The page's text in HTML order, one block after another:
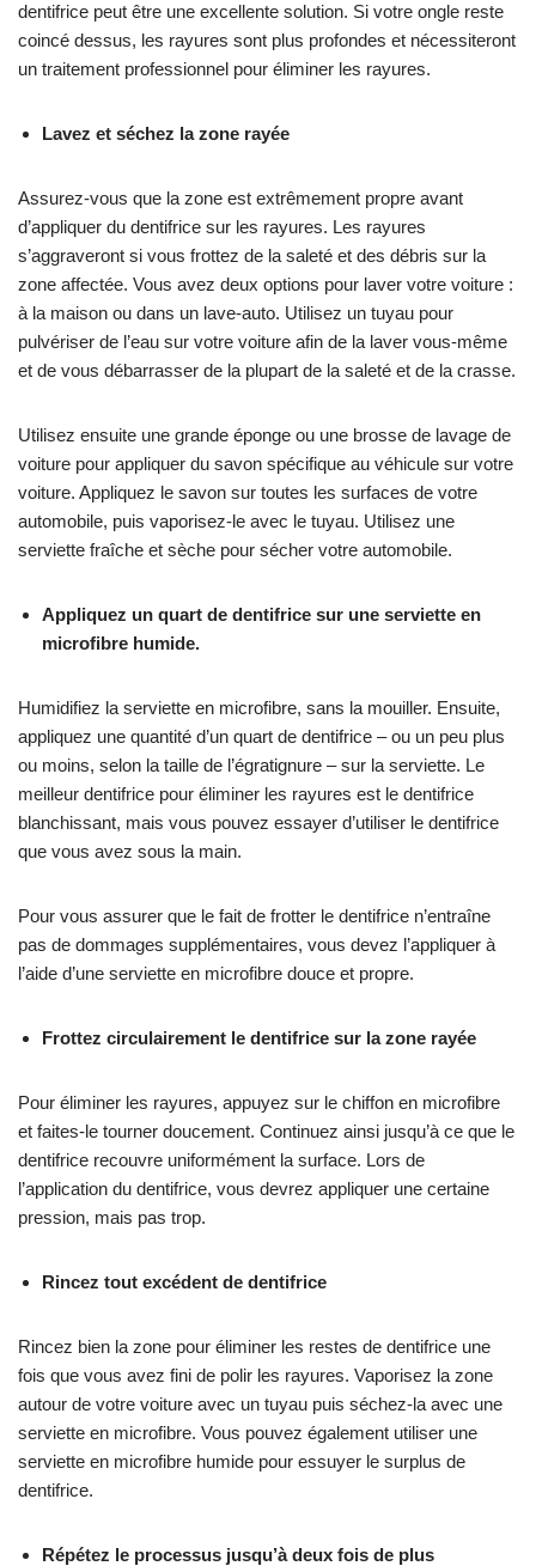
dentifrice peut être une excellente solution. Si votre ongle reste
coincé dessus, les rayures sont plus profondes et nécessiteront
un traitement professionnel pour éliminer les rayures.
Lavez et séchez la zone rayée
Assurez-vous que la zone est extrêmement propre avant
d’appliquer du dentifrice sur les rayures. Les rayures
s’aggraveront si vous frottez de la saleté et des débris sur la
zone affectée. Vous avez deux options pour laver votre voiture :
à la maison ou dans un lave-auto. Utilisez un tuyau pour
pulvériser de l’eau sur votre voiture afin de la laver vous-même
et de vous débarrasser de la plupart de la saleté et de la crasse.
Utilisez ensuite une grande éponge ou une brosse de lavage de
voiture pour appliquer du savon spécifique au véhicule sur votre
voiture. Appliquez le savon sur toutes les surfaces de votre
automobile, puis vaporisez-le avec le tuyau. Utilisez une
serviette fraîche et sèche pour sécher votre automobile.
Appliquez un quart de dentifrice sur une serviette en
microfibre humide.
Humidifiez la serviette en microfibre, sans la mouiller. Ensuite,
appliquez une quantité d’un quart de dentifrice – ou un peu plus
ou moins, selon la taille de l’égratignure – sur la serviette. Le
meilleur dentifrice pour éliminer les rayures est le dentifrice
blanchissant, mais vous pouvez essayer d’utiliser le dentifrice
que vous avez sous la main.
Pour vous assurer que le fait de frotter le dentifrice n’entraîne
pas de dommages supplémentaires, vous devez l’appliquer à
l’aide d’une serviette en microfibre douce et propre.
Frottez circulairement le dentifrice sur la zone rayée
Pour éliminer les rayures, appuyez sur le chiffon en microfibre
et faites-le tourner doucement. Continuez ainsi jusqu’à ce que le
dentifrice recouvre uniformément la surface. Lors de
l’application du dentifrice, vous devrez appliquer une certaine
pression, mais pas trop.
Rincez tout excédent de dentifrice
Rincez bien la zone pour éliminer les restes de dentifrice une
fois que vous avez fini de polir les rayures. Vaporisez la zone
autour de votre voiture avec un tuyau puis séchez-la avec une
serviette en microfibre. Vous pouvez également utiliser une
serviette en microfibre humide pour essuyer le surplus de
dentifrice.
Répétez le processus jusqu’à deux fois de plus